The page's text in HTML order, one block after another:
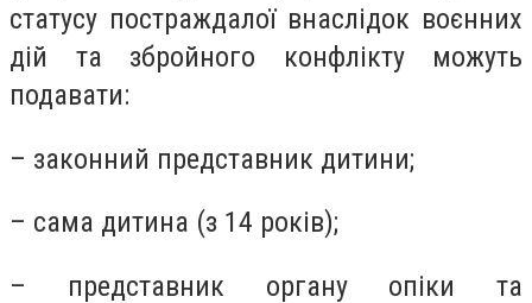
статусу постраждалої внаслідок воєнних
дій та збройного конфлікту можуть
подавати:
– законний представник дитини;
– сама дитина (з 14 років);
– представник органу опіки та